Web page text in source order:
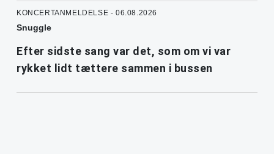
KONCERTANMELDELSE - 06.08.2026
Snuggle
Efter sidste sang var det, som om vi var
rykket lidt tættere sammen i bussen